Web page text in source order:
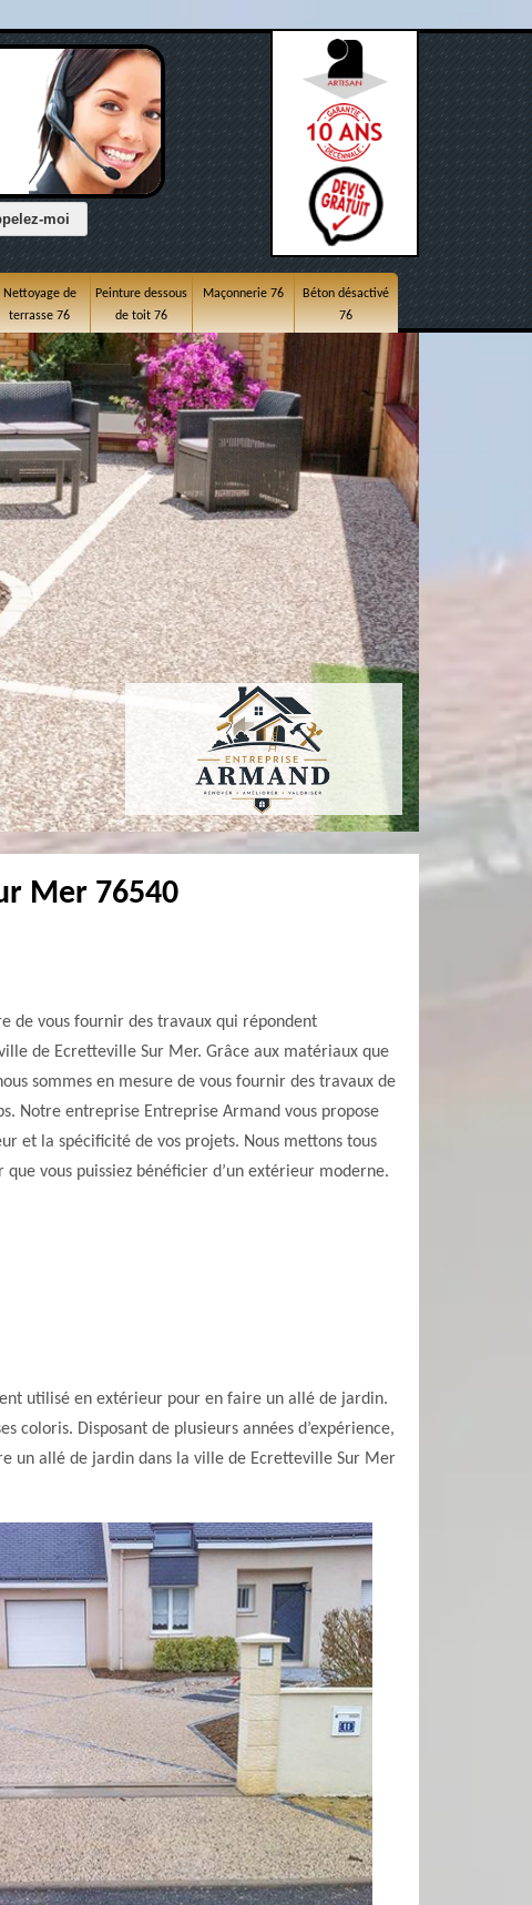
Nettoyage de
terrasse 76
Peinture dessous
de toit 76
Maçonnerie 76
Béton désactivé
76
Mer 76540
de vous fournir des travaux qui répondent
de Ecretteville Sur Mer. Grâce aux matériaux que
sommes en mesure de vous fournir des travaux de
Notre entreprise Entreprise Armand vous propose
et la spécificité de vos projets. Nous mettons tous
vous puissiez bénéficier d’un extérieur moderne.
utilisé en extérieur pour en faire un allé de jardin.
coloris. Disposant de plusieurs années d’expérience,
un allé de jardin dans la ville de Ecretteville Sur Mer